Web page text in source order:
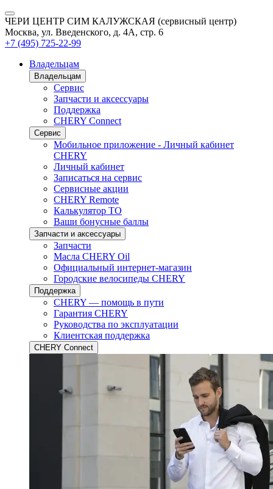
ЧЕРИ ЦЕНТР СИМ КАЛУЖСКАЯ (сервисный центр)
Москва, ул. Введенского, д. 4А, стр. 6
+7 (495) 725-22-99
Владельцам
Владельцам
Сервис
Запчасти и аксессуары
Поддержка
CHERY Connect
Сервис
Мобильное приложение - Личный кабинет
CHERY
Личный кабинет
Записаться на сервис
Сервисные акции
CHERY Remote
Калькулятор ТО
Ваши бонусные баллы
Запчасти и аксессуары
Запчасти
Масла CHERY Oil
Официальный интернет-магазин
Городские велосипеды CHERY
Поддержка
CHERY — помощь в пути
Гарантия CHERY
Руководства по эксплуатации
Клиентская поддержка
CHERY Connect